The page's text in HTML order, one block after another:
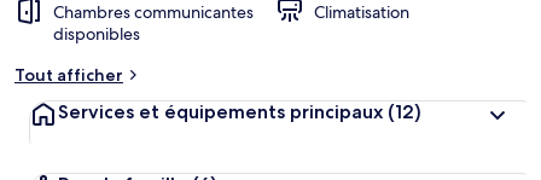
Chambres communicantes
disponibles
Climatisation
Tout afficher
Services et équipements principaux (12)